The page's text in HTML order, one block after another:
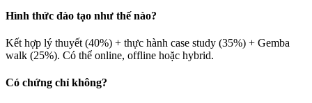
Hình thức đào tạo như thế nào?
Kết hợp lý thuyết (40%) + thực hành case study (35%) + Gemba
walk (25%). Có thể online, offline hoặc hybrid.
Có chứng chỉ không?